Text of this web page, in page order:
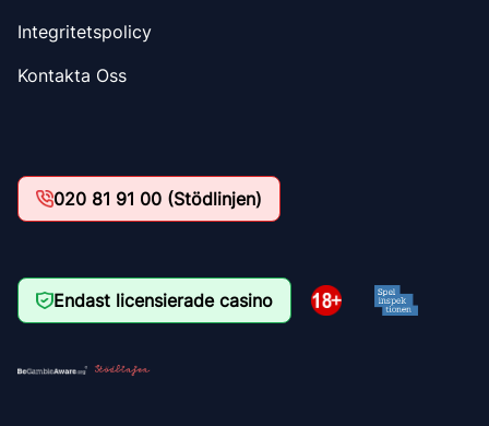
Integritetspolicy
Kontakta Oss
020 81 91 00 (Stödlinjen)
Endast licensierade casino